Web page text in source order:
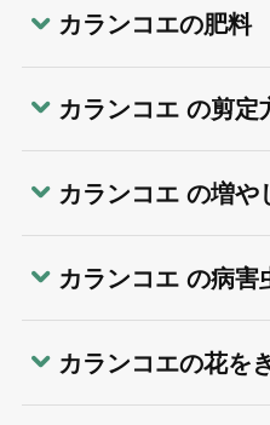
カランコエの肥料
カランコエ の剪定
カランコエ の増や
カランコエ の病害
カランコエの花を